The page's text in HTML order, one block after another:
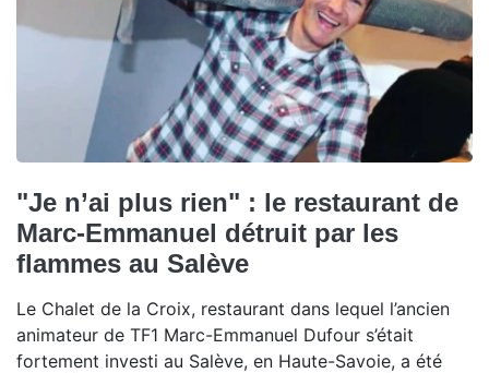
"Je n’ai plus rien" : le restaurant de
Marc-Emmanuel détruit par les
flammes au Salève
Le Chalet de la Croix, restaurant dans lequel l’ancien
animateur de TF1 Marc-Emmanuel Dufour s’était
fortement investi au Salève, en Haute-Savoie, a été